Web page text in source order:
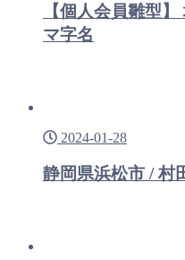
【個人会員雛型
マ字名
2024-01-28
静岡県浜松市 / 村